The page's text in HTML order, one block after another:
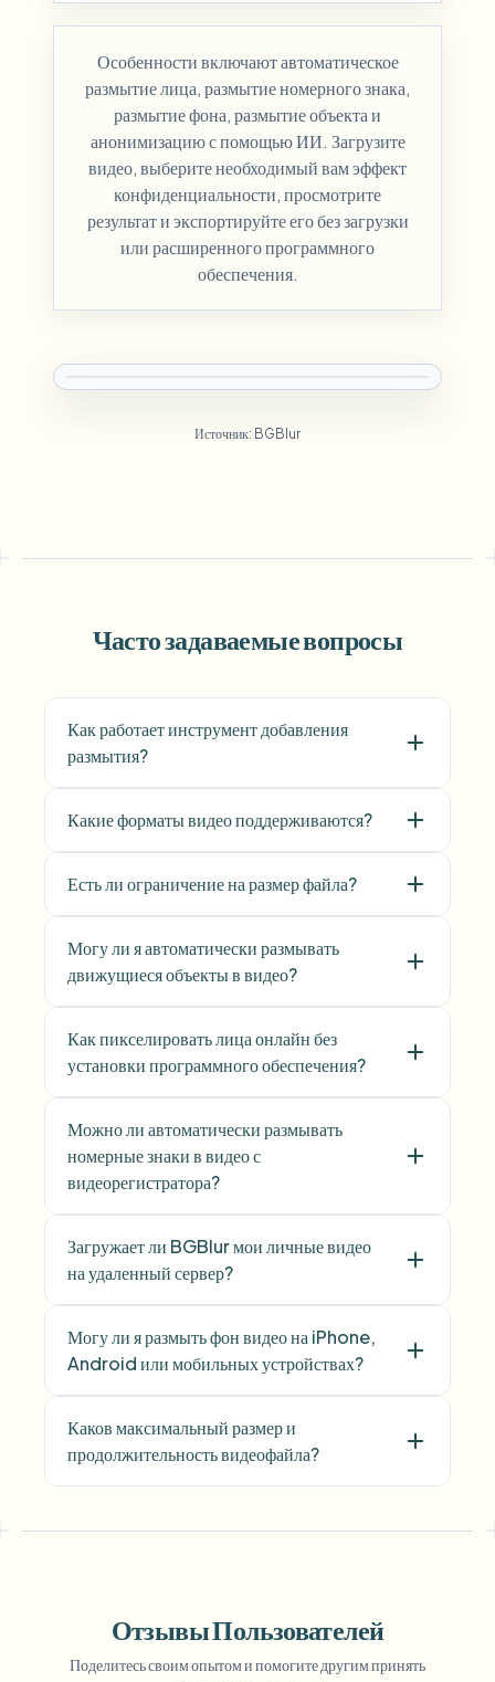
Особенности включают автоматическое
размытие лица, размытие номерного знака,
размытие фона, размытие объекта и
анонимизацию с помощью ИИ. Загрузите
видео, выберите необходимый вам эффект
конфиденциальности, просмотрите
результат и экспортируйте его без загрузки
или расширенного программного
обеспечения.
Источник: BGBlur
Часто задаваемые вопросы
Как работает инструмент добавления
размытия?
Какие форматы видео поддерживаются?
Есть ли ограничение на размер файла?
Могу ли я автоматически размывать
движущиеся объекты в видео?
Как пикселировать лица онлайн без
установки программного обеспечения?
Можно ли автоматически размывать
номерные знаки в видео с
видеорегистратора?
Загружает ли BGBlur мои личные видео
на удаленный сервер?
Могу ли я размыть фон видео на iPhone,
Android или мобильных устройствах?
Каков максимальный размер и
продолжительность видеофайла?
Отзывы Пользователей
Поделитесь своим опытом и помогите другим принять